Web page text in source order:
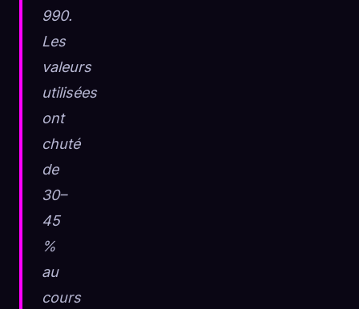
990.
Les
valeurs
utilisées
ont
chuté
de
30–
45
%
au
cours